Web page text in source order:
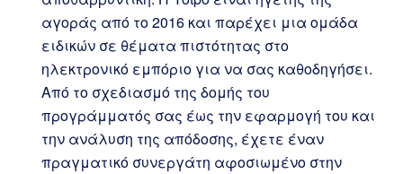
αγοράς από το 2016 και παρέχει μια ομάδα
ειδικών σε θέματα πιστότητας στο
ηλεκτρονικό εμπόριο για να σας καθοδηγήσει.
Από το σχεδιασμό της δομής του
προγράμματός σας έως την εφαρμογή του και
την ανάλυση της απόδοσης, έχετε έναν
πραγματικό συνεργάτη αφοσιωμένο στην